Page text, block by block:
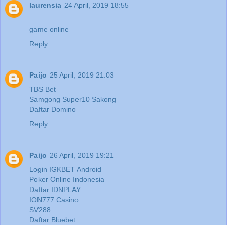
laurensia 24 April, 2019 18:55
game online
Reply
Paijo 25 April, 2019 21:03
TBS Bet
Samgong Super10 Sakong
Daftar Domino
Reply
Paijo 26 April, 2019 19:21
Login IGKBET Android
Poker Online Indonesia
Daftar IDNPLAY
ION777 Casino
SV288
Daftar Bluebet